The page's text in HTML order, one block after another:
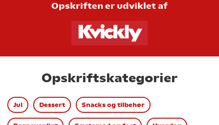
Opskriften er udviklet af
Opskriftskategorier
Jul Dessert Snacks og tilbehør